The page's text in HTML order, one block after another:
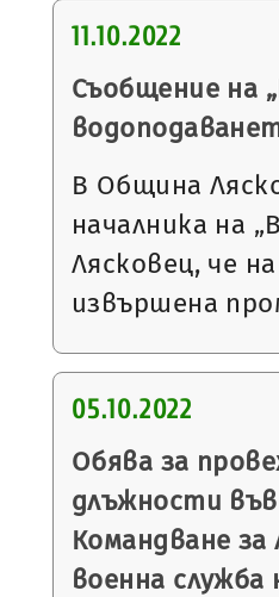
11.10.2022
Съобщение на
В Община
началника на
Лясковец, че
извършена
05.10.2022
Обява за
длъжности
Командване
военна служба